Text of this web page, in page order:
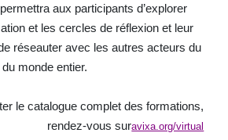
aux participants d’explorer
et les cercles de réflexion et leur
réseauter avec les autres acteurs du
monde entier.
le catalogue complet des formations,
rendez-vous suravixa.org/virtual